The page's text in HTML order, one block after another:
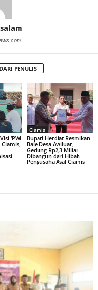
DARI PENULIS
‘PWI
Ciamis,
Ciamis
Bupati Herdiat Resmikan
Bale Desa Awiluar,
Gedung Rp2,3 Miliar
Dibangun dari Hibah
Pengusaha Asal Ciamis